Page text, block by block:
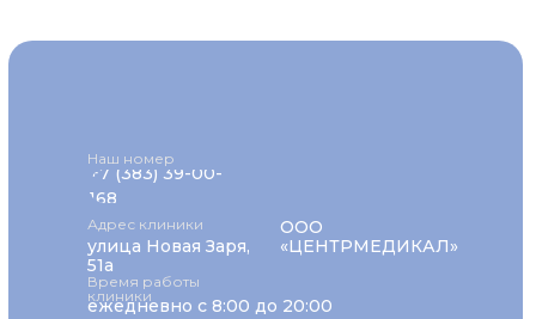
+7 (383) 39-00-
168
Наш номер
ежедневно с 8:00 до 20:00
Время работы
клиники
Адрес клиники
улица Новая Заря,
51а
ООО
«ЦЕНТРМЕДИКАЛ»